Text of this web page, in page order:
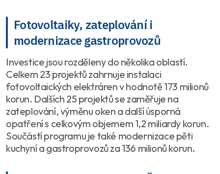
Fotovoltaiky, zateplování i
modernizace gastroprovozů
Investice jsou rozděleny do několika oblastí.
Celkem 23 projektů zahrnuje instalaci
fotovoltaických elektráren v hodnotě 173 milionů
korun. Dalších 25 projektů se zaměřuje na
zateplování, výměnu oken a další úsporná
opatření s celkovým objemem 1,2 miliardy korun.
Součástí programu je také modernizace pěti
kuchyní a gastroprovozů za 136 milionů korun.